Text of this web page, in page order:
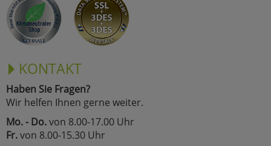
KONTAKT
Haben Sie Fragen?
Wir helfen Ihnen gerne weiter.
Mo. - Do.von 8.00-17.00 Uhr
Fr.von 8.00-15.30 Uhr